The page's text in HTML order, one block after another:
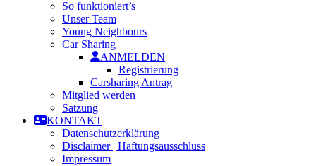
So funktioniert’s
Unser Team
Young Neighbours
Car Sharing
ANMELDEN
Registrierung
Carsharing Antrag
Mitglied werden
Satzung
KONTAKT
Datenschutzerklärung
Disclaimer | Haftungsausschluss
Impressum